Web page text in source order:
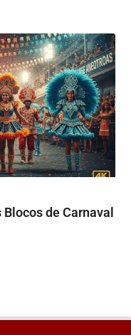
de Carnaval